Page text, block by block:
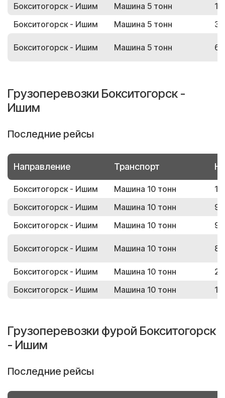
Бокситогорск - Ишим
Машина 5 тонн
Бокситогорск - Ишим
Машина 5 тонн
Бокситогорск - Ишим Машина 5 тонн
Грузоперевозки Бокситогорск -
Ишим
Последние рейсы
Направление Транспорт
Бокситогорск - Ишим Машина 10 тонн
Бокситогорск - Ишим
Машина 10 тонн
Бокситогорск - Ишим
Машина 10 тонн
Бокситогорск - Ишим Машина 10 тонн
Бокситогорск - Ишим Машина 10 тонн
Бокситогорск - Ишим
Машина 10 тонн
Грузоперевозки фурой Бокситогорск
- Ишим
Последние рейсы